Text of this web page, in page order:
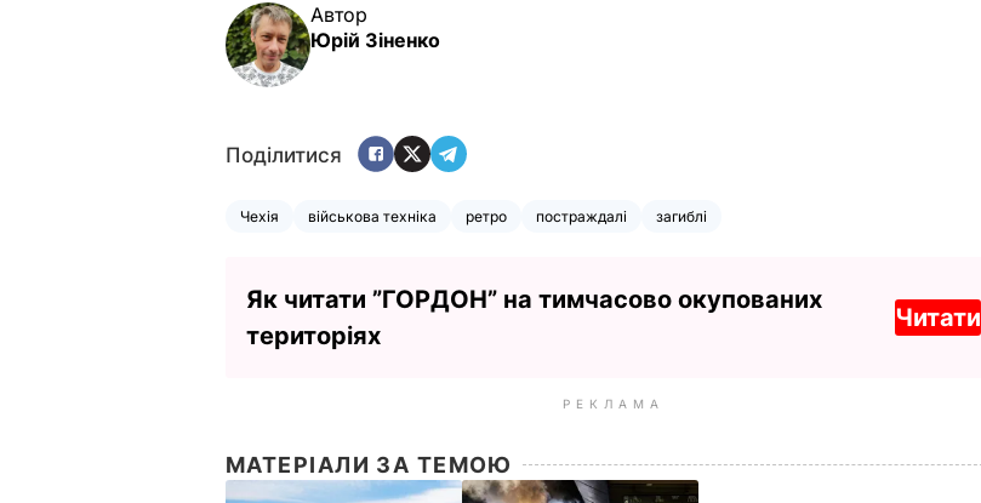
Автор
Юрій Зіненко
Поділитися
Чехія військова техніка ретро постраждалі загиблі
Як читати ”ГОРДОН” на тимчасово окупованих
територіях
Читати
РЕКЛАМА
МАТЕРІАЛИ ЗА ТЕМОЮ